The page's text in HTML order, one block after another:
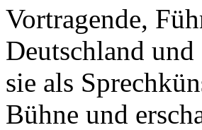
Vortragende,
Deutschland
sie als
Bühne und